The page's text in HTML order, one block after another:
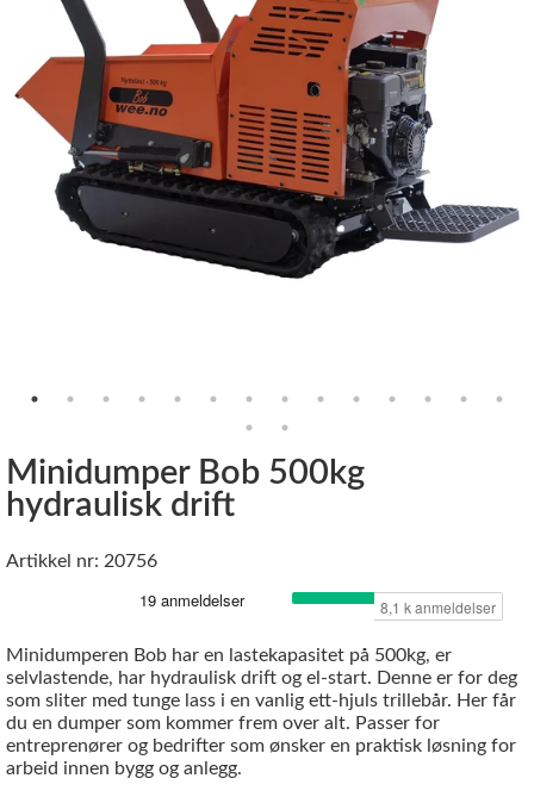
Kundeservice
Leasing
Minidumper Bob 500kg
hydraulisk drift
Artikkel nr: 20756
Minidumperen Bob har en lastekapasitet på 500kg, er
selvlastende, har hydraulisk drift og el-start. Denne er for deg
som sliter med tunge lass i en vanlig ett-hjuls trillebår. Her får
du en dumper som kommer frem over alt. Passer for
entreprenører og bedrifter som ønsker en praktisk løsning for
arbeid innen bygg og anlegg.